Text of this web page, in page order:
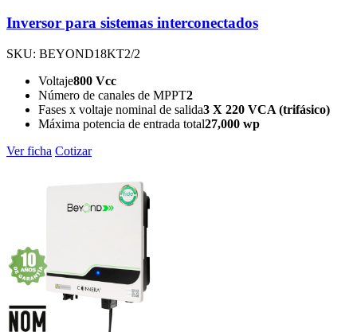
Inversor para sistemas interconectados
SKU: BEYOND18KT2/2
Voltaje800 Vcc
Número de canales de MPPT2
Fases x voltaje nominal de salida3 X 220 VCA (trifásico)
Máxima potencia de entrada total27,000 wp
Ver ficha Cotizar